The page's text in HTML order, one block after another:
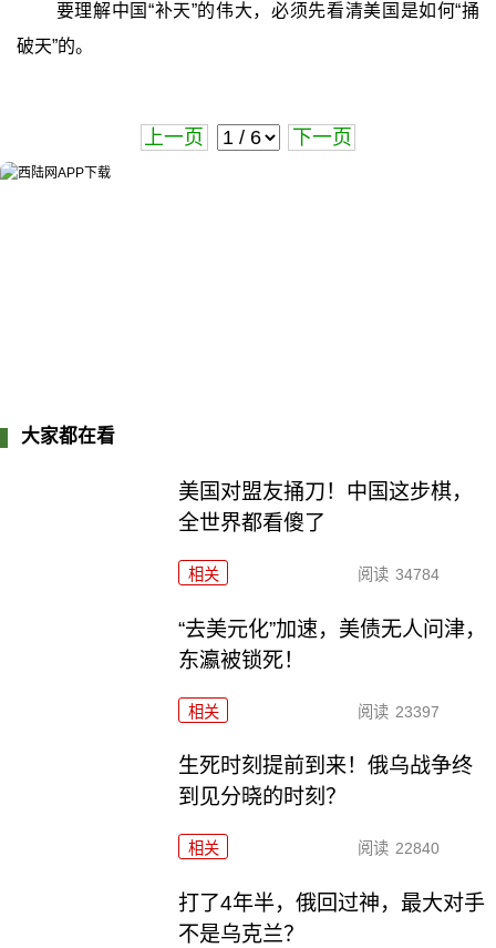
要理解中国“补天”的伟大，必须先看清美国是如何“捅
破天”的。
上一页 下一页
大家都在看
美国对盟友捅刀！中国这步棋，
全世界都看傻了
相关 阅读 34784
“去美元化”加速，美债无人问津，
东瀛被锁死！
相关 阅读 23397
生死时刻提前到来！俄乌战争终
到见分晓的时刻？
相关 阅读 22840
打了4年半，俄回过神，最大对手
不是乌克兰？